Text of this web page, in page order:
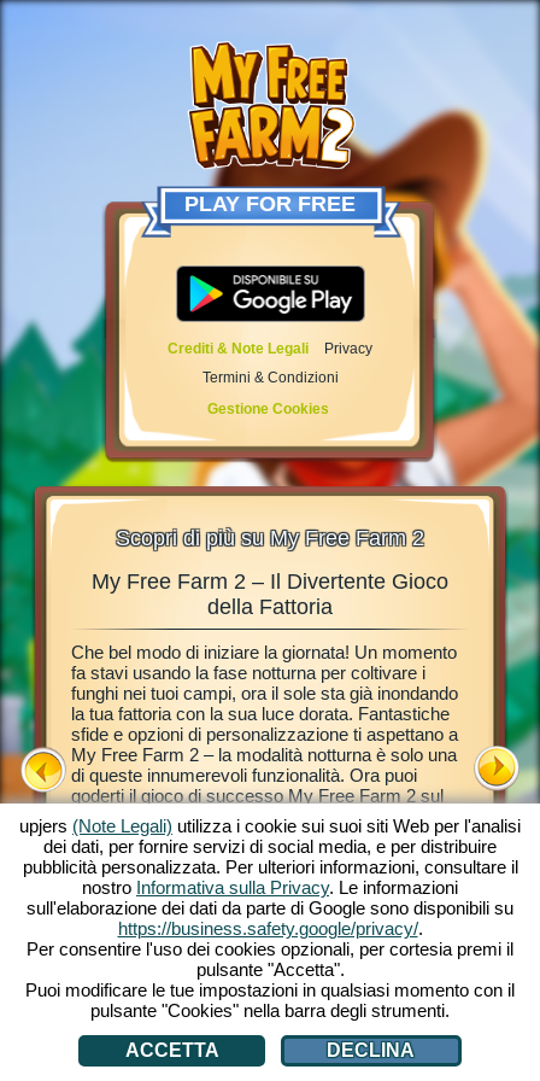
PLAY FOR FREE
Crediti & Note Legali
Privacy
Termini & Condizioni
Gestione Cookies
Scopri di più su My Free Farm 2
fare il
alla
My Free Farm 2 – Il Divertente Gioco
della Fattoria
Che bel modo di iniziare la giornata! Un momento
fa stavi usando la fase notturna per coltivare i
funghi nei tuoi campi, ora il sole sta già inondando
la tua fattoria con la sua luce dorata. Fantastiche
sfide e opzioni di personalizzazione ti aspettano a
My Free Farm 2 – la modalità notturna è solo una
di queste innumerevoli funzionalità. Ora puoi
goderti il gioco di successo My Free Farm 2 sul
tuo PC. La versione gioco per browser offre lo
stesso divertimento dello straordinario gioco che
conosci e ami. Tieni gli animali, coltiva i tuoi campi,
immagazzina il raccolto e prepara gustosi prodotti
per i tuoi clienti. Iscriviti grati subito e inizia a
giocare!
Questo
dei tuoi
e
con
Amy la
Espandi
prodotti
upjers (Note Legali) utilizza i cookie sui suoi siti Web per l'analisi
dei dati, per fornire servizi di social media, e per distribuire
pubblicità personalizzata. Per ulteriori informazioni, consultare il
nostro Informativa sulla Privacy. Le informazioni
sull'elaborazione dei dati da parte di Google sono disponibili su
https://business.safety.google/privacy/.
Per consentire l'uso dei cookies opzionali, per cortesia premi il
pulsante "Accetta".
Puoi modificare le tue impostazioni in qualsiasi momento con il
pulsante "Cookies" nella barra degli strumenti.
ACCETTA
DECLINA